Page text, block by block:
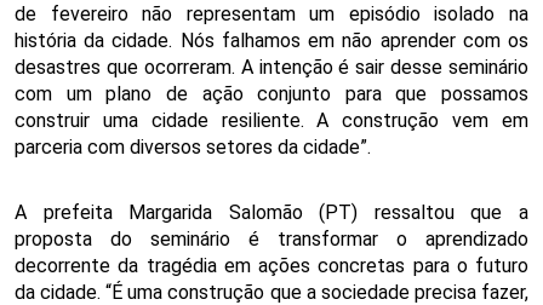
de fevereiro não representam um episódio isolado na
história da cidade. Nós falhamos em não aprender com os
desastres que ocorreram. A intenção é sair desse seminário
com um plano de ação conjunto para que possamos
construir uma cidade resiliente. A construção vem em
parceria com diversos setores da cidade”.
A prefeita Margarida Salomão (PT) ressaltou que a
proposta do seminário é transformar o aprendizado
decorrente da tragédia em ações concretas para o futuro
da cidade. “É uma construção que a sociedade precisa fazer,